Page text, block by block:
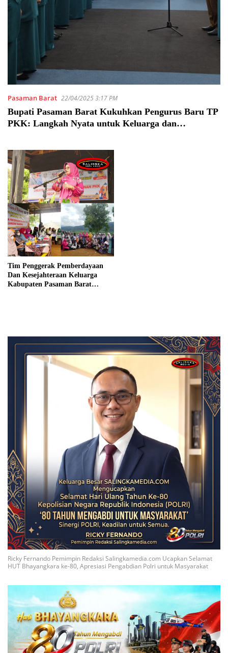
Pasaman Barat 22/04/2025 3:17 PM
Bupati Pasaman Barat Kukuhkan Pengurus Baru TP
PKK: Langkah Nyata untuk Keluarga dan
Tim Penggerak Pemberdayaan
Dan Kesejahteraan Keluarga
Kabupaten Pasaman Barat
Ricky Fernando Pemimpin Redaksi Salingkamedia.com Ucapkan Selamat
HUT Bhayangkara ke-80, Apresiasi Pengabdian Polri untuk Masyarakat